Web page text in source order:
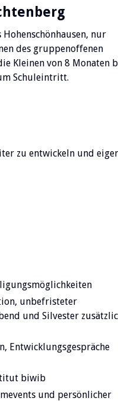
nur
des gruppenoffenen
Kleinen von 8 Monaten
Schuleintritt.
zu entwickeln und
unbefristeter
und Silvester
Entwicklungsgespräche
biwib
und persönlicher